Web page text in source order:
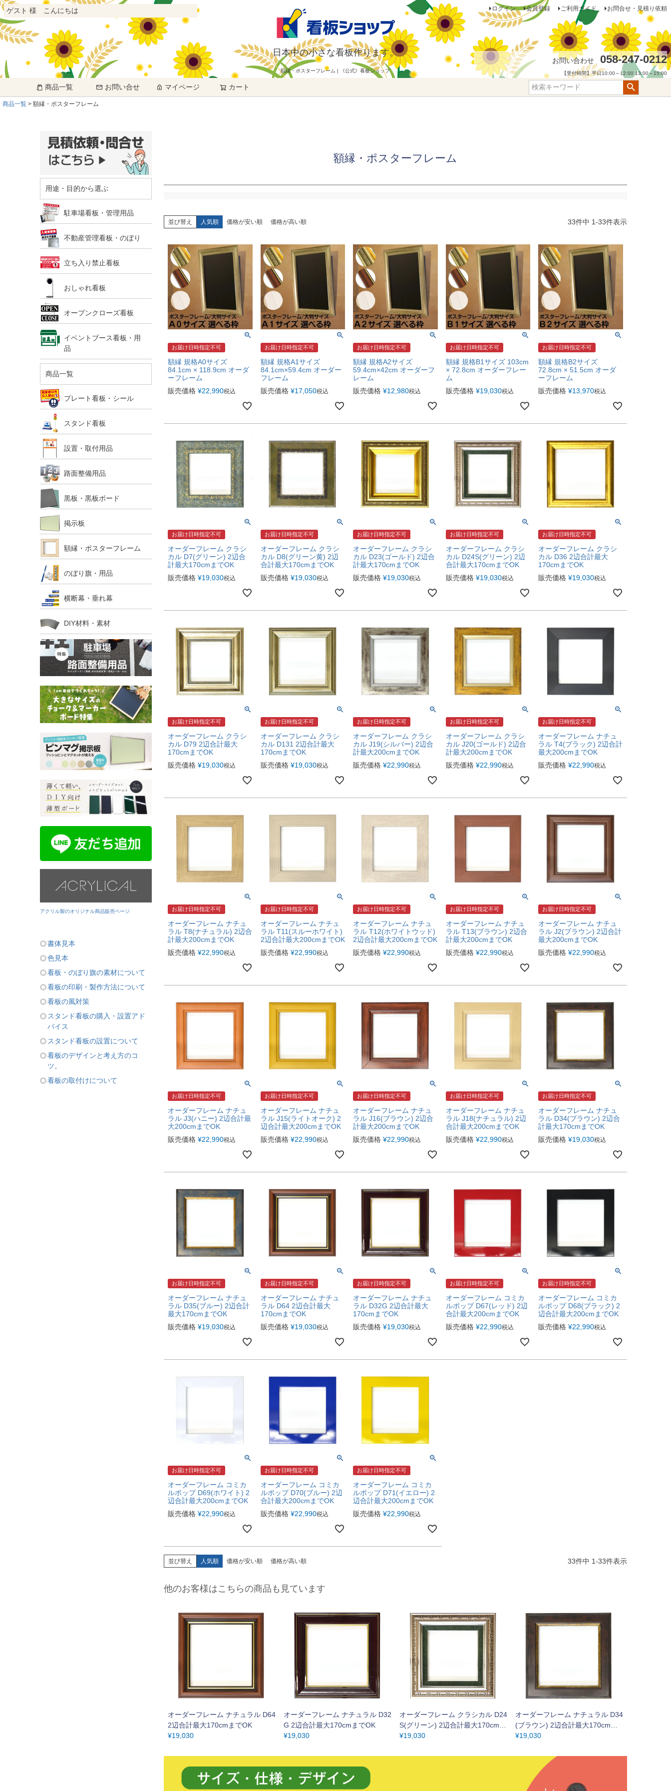
ゲスト 様 こんにちは
日本中の小さな看板作ります。
額縁・ポスターフレーム | 《公式》看板ショップ
ログイン 会員登録 ご利用ガイド お問合せ・見積り依頼
お問い合わせ 058-247-0212
【受付時間】平日10:00～12:00 13:00～15:00
商品一覧 お問い合せ マイページ カート
商品一覧 額縁・ポスターフレーム
用途・目的から選ぶ
駐車場看板・管理用品
不動産管理看板・のぼり
立ち入り禁止看板
おしゃれ看板
オープンクローズ看板
イベントブース看板・用
品
商品一覧
プレート看板・シール
スタンド看板
設置・取付用品
路面整備用品
黒板・黒板ボード
掲示板
額縁・ポスターフレーム
のぼり旗・用品
横断幕・垂れ幕
DIY材料・素材
アクリル製のオリジナル商品販売ページ
書体見本
色見本
看板・のぼり旗の素材について
看板の印刷・製作方法について
看板の風対策
スタンド看板の購入・設置アド
バイス
スタンド看板の設置について
看板のデザインと考え方のコ
ツ。
看板の取付けについて
額縁・ポスターフレーム
並び替え 人気順 価格が安い順 価格が高い順 33件中 1-33件表示
お届け日時指定不可
額縁 規格A0サイズ
84.1cm × 118.9cm オーダ
ーフレーム
販売価格 ¥22,990税込
お届け日時指定不可
額縁 規格A1サイズ
84.1cm×59.4cm オーダー
フレーム
販売価格 ¥17,050税込
お届け日時指定不可
額縁 規格A2サイズ
59.4cm×42cm オーダーフ
レーム
販売価格 ¥12,980税込
お届け日時指定不可
額縁 規格B1サイズ 103cm
× 72.8cm オーダーフレー
ム
販売価格 ¥19,030税込
お届け日時指定不可
額縁 規格B2サイズ
72.8cm × 51.5cm オーダ
ーフレーム
販売価格 ¥13,970税込
お届け日時指定不可
オーダーフレーム クラシ
カル D7(グリーン) 2辺合
計最大170cmまでOK
販売価格 ¥19,030税込
お届け日時指定不可
オーダーフレーム クラシ
カル D8(グリーン黄) 2辺
合計最大170cmまでOK
販売価格 ¥19,030税込
お届け日時指定不可
オーダーフレーム クラシ
カル D23(ゴールド) 2辺合
計最大170cmまでOK
販売価格 ¥19,030税込
お届け日時指定不可
オーダーフレーム クラシ
カル D24S(グリーン) 2辺
合計最大170cmまでOK
販売価格 ¥19,030税込
お届け日時指定不可
オーダーフレーム クラシ
カル D36 2辺合計最大
170cmまでOK
販売価格 ¥19,030税込
お届け日時指定不可
オーダーフレーム クラシ
カル D79 2辺合計最大
170cmまでOK
販売価格 ¥19,030税込
お届け日時指定不可
オーダーフレーム クラシ
カル D131 2辺合計最大
170cmまでOK
販売価格 ¥19,030税込
お届け日時指定不可
オーダーフレーム クラシ
カル J19(シルバー) 2辺合
計最大200cmまでOK
販売価格 ¥22,990税込
お届け日時指定不可
オーダーフレーム クラシ
カル J20(ゴールド) 2辺合
計最大200cmまでOK
販売価格 ¥22,990税込
お届け日時指定不可
オーダーフレーム ナチュ
ラル T4(ブラック) 2辺合計
最大200cmまでOK
販売価格 ¥22,990税込
お届け日時指定不可
オーダーフレーム ナチュ
ラル T8(ナチュラル) 2辺合
計最大200cmまでOK
販売価格 ¥22,990税込
お届け日時指定不可
オーダーフレーム ナチュ
ラル T11(スルーホワイト)
2辺合計最大200cmまでOK
販売価格 ¥22,990税込
お届け日時指定不可
オーダーフレーム ナチュ
ラル T12(ホワイトウッド)
2辺合計最大200cmまでOK
販売価格 ¥22,990税込
お届け日時指定不可
オーダーフレーム ナチュ
ラル T13(ブラウン) 2辺合
計最大200cmまでOK
販売価格 ¥22,990税込
お届け日時指定不可
オーダーフレーム ナチュ
ラル J2(ブラウン) 2辺合計
最大200cmまでOK
販売価格 ¥22,990税込
お届け日時指定不可
オーダーフレーム ナチュ
ラル J3(ハニー) 2辺合計最
大200cmまでOK
販売価格 ¥22,990税込
お届け日時指定不可
オーダーフレーム ナチュ
ラル J15(ライトオーク) 2
辺合計最大200cmまでOK
販売価格 ¥22,990税込
お届け日時指定不可
オーダーフレーム ナチュ
ラル J16(ブラウン) 2辺合
計最大200cmまでOK
販売価格 ¥22,990税込
お届け日時指定不可
オーダーフレーム ナチュ
ラル J18(ナチュラル) 2辺
合計最大200cmまでOK
販売価格 ¥22,990税込
お届け日時指定不可
オーダーフレーム ナチュ
ラル D34(ブラウン) 2辺合
計最大170cmまでOK
販売価格 ¥19,030税込
お届け日時指定不可
オーダーフレーム ナチュ
ラル D35(ブルー) 2辺合計
最大170cmまでOK
販売価格 ¥19,030税込
お届け日時指定不可
オーダーフレーム ナチュ
ラル D64 2辺合計最大
170cmまでOK
販売価格 ¥19,030税込
お届け日時指定不可
オーダーフレーム ナチュ
ラル D32G 2辺合計最大
170cmまでOK
販売価格 ¥19,030税込
お届け日時指定不可
オーダーフレーム コミカ
ルポップ D67(レッド) 2辺
合計最大200cmまでOK
販売価格 ¥22,990税込
お届け日時指定不可
オーダーフレーム コミカ
ルポップ D68(ブラック) 2
辺合計最大200cmまでOK
販売価格 ¥22,990税込
お届け日時指定不可
オーダーフレーム コミカ
ルポップ D69(ホワイト) 2
辺合計最大200cmまでOK
販売価格 ¥22,990税込
お届け日時指定不可
オーダーフレーム コミカ
ルポップ D70(ブルー) 2辺
合計最大200cmまでOK
販売価格 ¥22,990税込
お届け日時指定不可
オーダーフレーム コミカ
ルポップ D71(イエロー) 2
辺合計最大200cmまでOK
販売価格 ¥22,990税込
並び替え 人気順 価格が安い順 価格が高い順 33件中 1-33件表示
他のお客様はこちらの商品も見ています
オーダーフレーム ナチュラル D64
2辺合計最大170cmまでOK
¥19,030
オーダーフレーム ナチュラル D32
G 2辺合計最大170cmまでOK
¥19,030
オーダーフレーム クラシカル D24
S(グリーン) 2辺合計最大170cmま
でOK
¥19,030
オーダーフレーム ナチュラル D34
(ブラウン) 2辺合計最大170cmま
でOK
¥19,030